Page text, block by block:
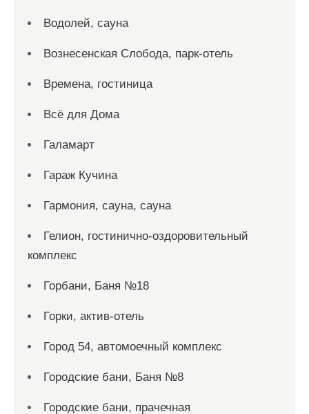
Водолей, сауна
Вознесенская Слобода, парк-отель
Времена, гостиница
Всё для Дома
Галамарт
Гараж Кучина
Гармония, сауна, сауна
Гелион, гостинично-оздоровительный
комплекс
Горбани, Баня №18
Горки, актив-отель
Город 54, автомоечный комплекс
Городские бани, Баня №8
Городские бани, прачечная